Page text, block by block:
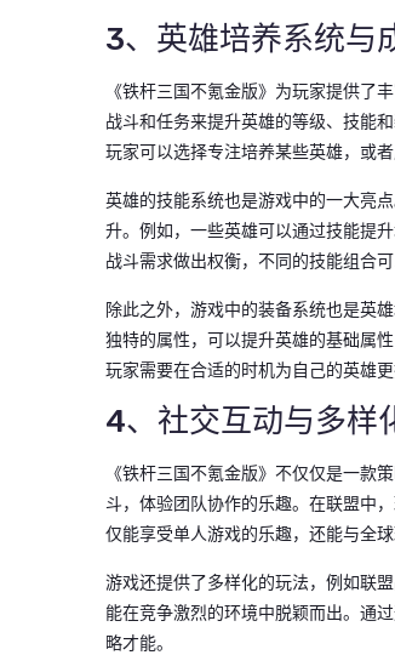
3、英雄培养系统与
《铁杆三国不氪金版》为玩家提供了
战斗和任务来提升英雄的等级、技能
玩家可以选择专注培养某些英雄，或
英雄的技能系统也是游戏中的一大亮
升。例如，一些英雄可以通过技能提
战斗需求做出权衡，不同的技能组合
除此之外，游戏中的装备系统也是英
独特的属性，可以提升英雄的基础属
玩家需要在合适的时机为自己的英雄
4、社交互动与多样
《铁杆三国不氪金版》不仅仅是一款
斗，体验团队协作的乐趣。在联盟中
仅能享受单人游戏的乐趣，还能与全球
游戏还提供了多样化的玩法，例如联
能在竞争激烈的环境中脱颖而出。通
略才能。